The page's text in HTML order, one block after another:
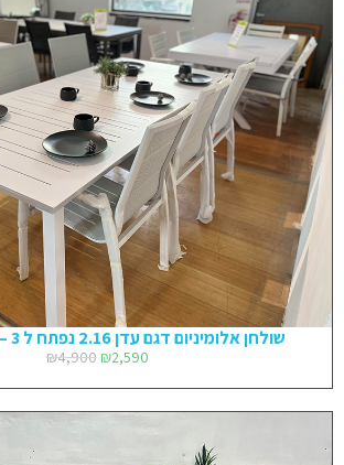
שולחן אלומיניום דגם עדן 2.16 נפתח ל 3 – שולחן בלבד
₪4,900 ₪2,590